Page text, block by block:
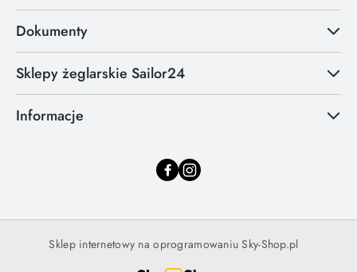
Dokumenty
Sklepy żeglarskie Sailor24
Informacje
Sklep internetowy na oprogramowaniu Sky-Shop.pl